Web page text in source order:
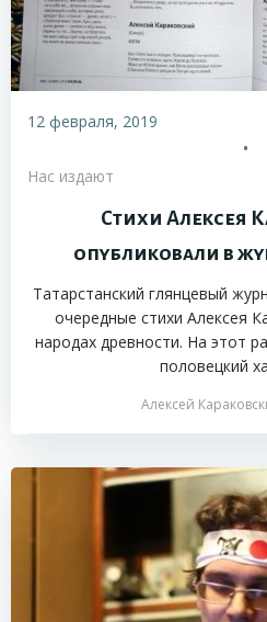
12 февраля, 2019
•
Нас издают
Стихи Алексея
опубликовали в
Татарстанский глянцевый
очередные стихи Алексея
народах древности. На этот
половецкий
Алексей